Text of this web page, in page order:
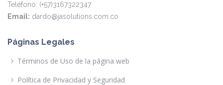
Teléfono: (+57)3167322347
Email: dardo@jasolutions.com.co
Páginas Legales
Términos de Uso de la página web
Política de Privacidad y Seguridad